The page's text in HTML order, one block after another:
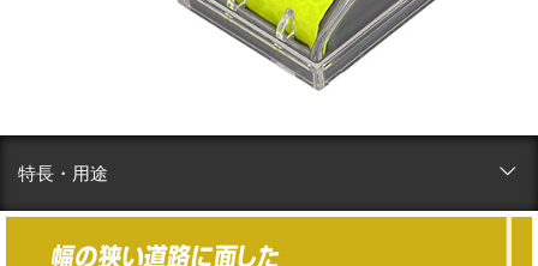
特長・用途